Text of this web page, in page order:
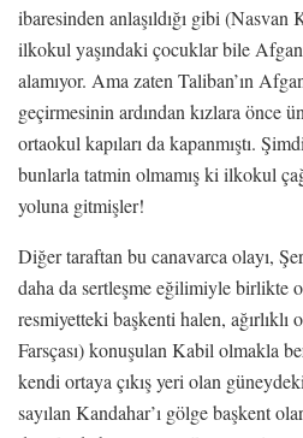
ibaresinden anlaşıldığı gibi
ilkokul yaşındaki çocuklar bile
alamıyor. Ama zaten Taliban’ın
geçirmesinin ardından kızlara önce
ortaokul kapıları da kapanmıştı.
bunlarla tatmin olmamış ki ilkokul
yoluna gitmişler!
Diğer taraftan bu canavarca olayı,
daha da sertleşme eğilimiyle birlikte
resmiyetteki başkenti halen,
Farsçası) konuşulan Kabil olmakla
kendi ortaya çıkış yeri olan
sayılan Kandahar’ı gölge başkent